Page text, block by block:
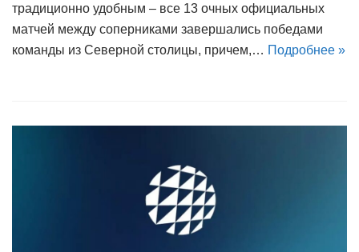
традиционно удобным – все 13 очных официальных
матчей между соперниками завершались победами
команды из Северной столицы, причем,… Подробнее »